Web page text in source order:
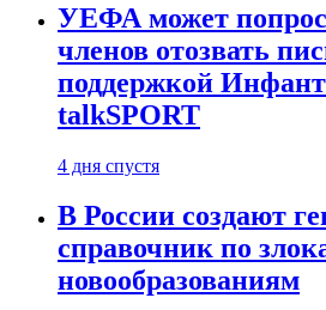
УЕФА может
членов отозвать
поддержкой
talkSPORT
4 дня спустя
В России создают
справочник по
новообразованиям